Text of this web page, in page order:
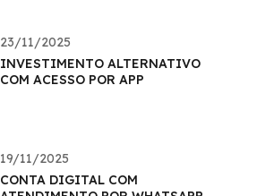
23/11/2025
INVESTIMENTO ALTERNATIVO
COM ACESSO POR APP
19/11/2025
CONTA DIGITAL COM